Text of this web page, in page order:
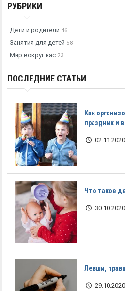
РУБРИКИ
Дети и родители 46
Занятия для детей 58
Мир вокруг нас 23
ПОСЛЕДНИЕ СТАТЬИ
Как
праздник и
02.11.2020
Что такое
30.10.2020
Левши,
29.10.2020